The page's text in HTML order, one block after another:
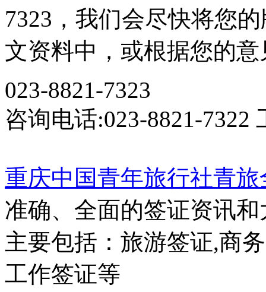
7323，我们会尽快将您
文资料中，或根据您的
023-8821-7323
咨询电话:023-8821-7322
重庆中国青年旅行社青旅
准确、全面的签证资讯
主要包括：旅游签证,商
工作签证等